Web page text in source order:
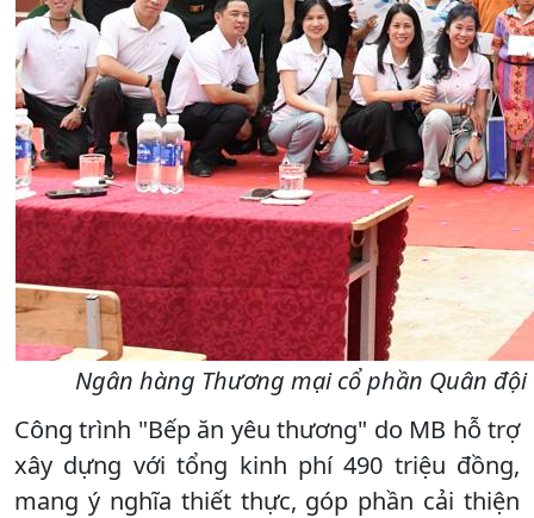
Ngân hàng Thương mại cổ phần Quân
Công trình "Bếp ăn yêu thương" do MB hỗ trợ
xây dựng với tổng kinh phí 490 triệu đồng,
mang ý nghĩa thiết thực, góp phần cải thiện